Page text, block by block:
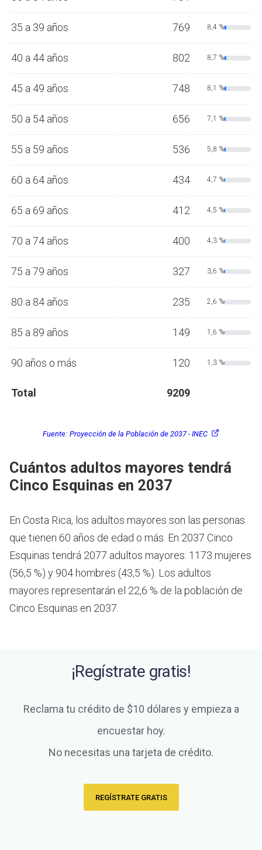
35 a 39 años 769 8,4 %
40 a 44 años 802 8,7 %
45 a 49 años 748 8,1 %
50 a 54 años 656 7,1 %
55 a 59 años 536 5,8 %
60 a 64 años 434 4,7 %
65 a 69 años 412 4,5 %
70 a 74 años 400 4,3 %
75 a 79 años 327 3,6 %
80 a 84 años 235 2,6 %
85 a 89 años 149 1,6 %
90 años o más 120 1,3 %
Total 9209
Fuente: Proyección de la Población de 2037 - INEC
Cuántos adultos mayores tendrá
Cinco Esquinas en 2037
En Costa Rica, los adultos mayores son las personas
que tienen 60 años de edad o más. En 2037 Cinco
Esquinas tendrá 2077 adultos mayores: 1173 mujeres
(56,5 %) y 904 hombres (43,5 %). Los adultos
mayores representarán el 22,6 % de la población de
Cinco Esquinas en 2037.
¡Regístrate gratis!
Reclama tu crédito de $10 dólares y empieza a
encuestar hoy.
No necesitas una tarjeta de crédito.
REGÍSTRATE GRATIS